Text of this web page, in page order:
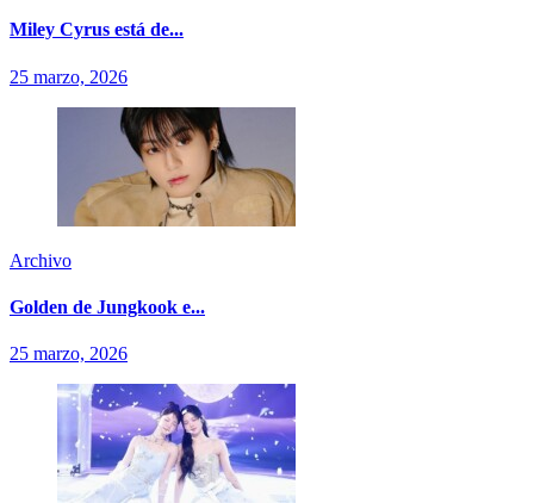
Miley Cyrus está de...
25 marzo, 2026
Archivo
Golden de Jungkook e...
25 marzo, 2026